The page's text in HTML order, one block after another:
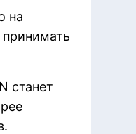
на
станет